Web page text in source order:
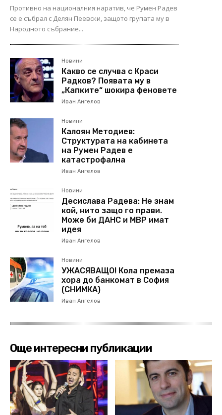
Противно на националния наратив, че Румен Радев
се е събрал с Делян Пеевски, защото групата му в
Народното събрание...
Новини
Какво се случва с Краси
Радков? Появата му в
„Капките“ шокира феновете
Иван Ангелов
Новини
Калоян Методиев:
Структурата на кабинета
на Румен Радев е
катастрофална
Иван Ангелов
Новини
Десислава Радева: Не знам
кой, нито защо го прави.
Може би ДАНС и МВР имат
идея
Иван Ангелов
Новини
УЖАСЯВАЩО! Кола премаза
хора до банкомат в София
(СНИМКА)
Иван Ангелов
Още интересни публикации